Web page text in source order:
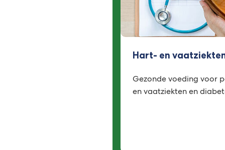
Hart- en
Gezonde voeding voor
en vaatziekten en